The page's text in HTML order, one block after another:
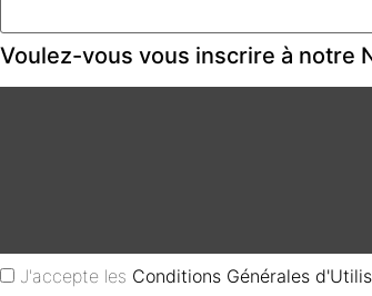
Voulez-vous vous inscrire à notre
J'accepte les Conditions Générales